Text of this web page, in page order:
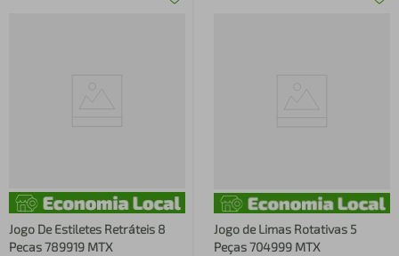
Jogo De Estiletes Retráteis 8
Pecas 789919 MTX
Jogo de Limas Rotativas 5
Peças 704999 MTX